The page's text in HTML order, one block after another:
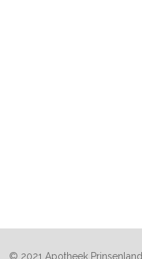
© 2021 Apotheek Prinsenland